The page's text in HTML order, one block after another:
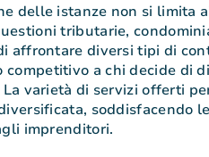
delle istanze non si limita
tributarie,
affrontare diversi tipi di
competitivo a chi decide di
varietà di servizi offerti
soddisfacendo
imprenditori.